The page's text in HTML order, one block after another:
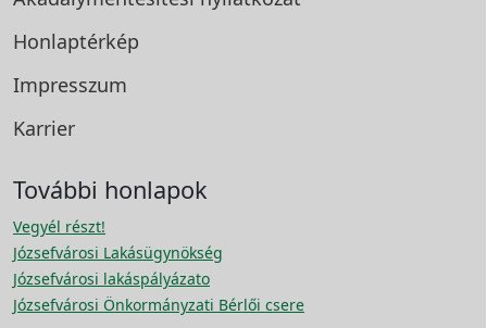
Honlaptérkép
Impresszum
Karrier
További honlapok
Vegyél részt!
Józsefvárosi Lakásügynökség
Józsefvárosi lakáspályázato
Józsefvárosi Önkormányzati Bérlői csere